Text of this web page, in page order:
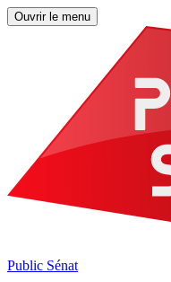
Ouvrir le menu
Public Sénat